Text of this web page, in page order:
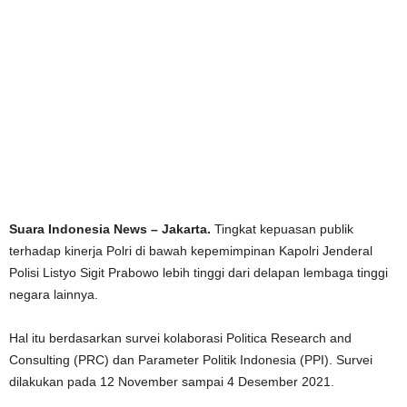
Suara Indonesia News – Jakarta. Tingkat kepuasan publik
terhadap kinerja Polri di bawah kepemimpinan Kapolri Jenderal
Polisi Listyo Sigit Prabowo lebih tinggi dari delapan lembaga tinggi
negara lainnya.
Hal itu berdasarkan survei kolaborasi Politica Research and
Consulting (PRC) dan Parameter Politik Indonesia (PPI). Survei
dilakukan pada 12 November sampai 4 Desember 2021.